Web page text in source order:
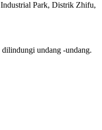
Park, Distrik Zhifu,
undang -undang.